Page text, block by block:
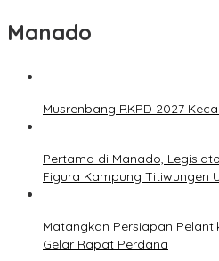
Manado
Musrenbang RKPD 2027
Pertama di Manado,
Figura Kampung Titiwungen
Matangkan Persiapan
Gelar Rapat Perdana